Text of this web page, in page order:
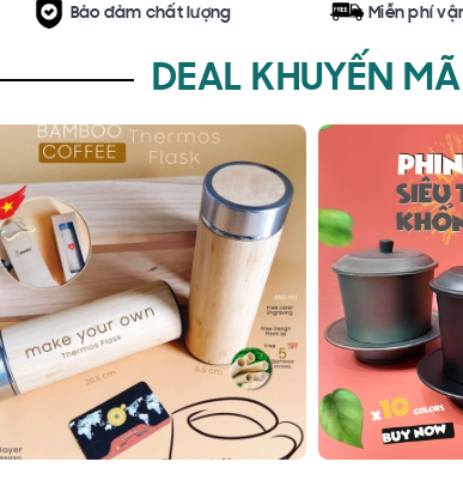
Bảo đảm chất lượng Miễn phí
DEAL KHUYẾN